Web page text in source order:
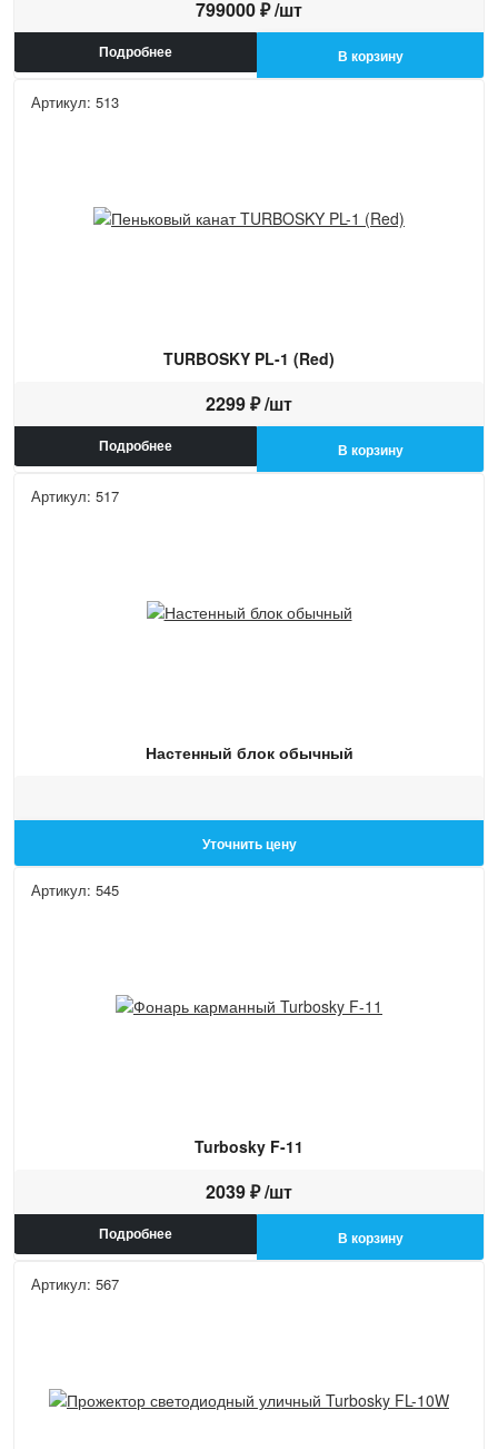
799000 ₽ /шт
Подробнее В корзину
Артикул: 513
TURBOSKY PL-1 (Red)
2299 ₽ /шт
Подробнее В корзину
Артикул: 517
Настенный блок обычный
Уточнить цену
Артикул: 545
Turbosky F-11
2039 ₽ /шт
Подробнее В корзину
Артикул: 567